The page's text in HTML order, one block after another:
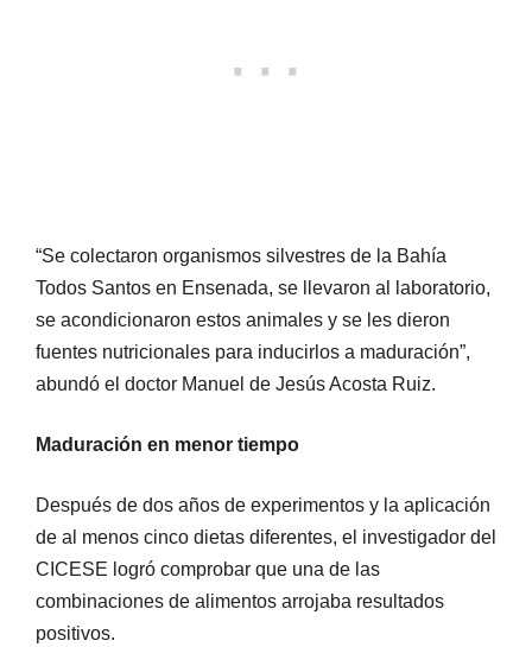
“Se colectaron organismos silvestres de la Bahía
Todos Santos en Ensenada, se llevaron al laboratorio,
se acondicionaron estos animales y se les dieron
fuentes nutricionales para inducirlos a maduración”,
abundó el doctor Manuel de Jesús Acosta Ruiz.
Maduración en menor tiempo
Después de dos años de experimentos y la aplicación
de al menos cinco dietas diferentes, el investigador del
CICESE logró comprobar que una de las
combinaciones de alimentos arrojaba resultados
positivos.